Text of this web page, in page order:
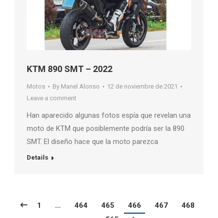
KTM 890 SMT – 2022
Motos By Manel Alonso
12 de noviembre de 2021
Leave a comment
Han aparecido algunas fotos espía que revelan una
moto de KTM que posiblemente podría ser la 890
SMT. El diseño hace que la moto parezca
Details
1 … 464 465 466 467
468